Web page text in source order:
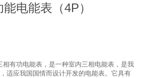
电能表（4P）
相有功电能表，是一种室内三相电能表，是我
适应我国国情而设计开发的电能表。它具有